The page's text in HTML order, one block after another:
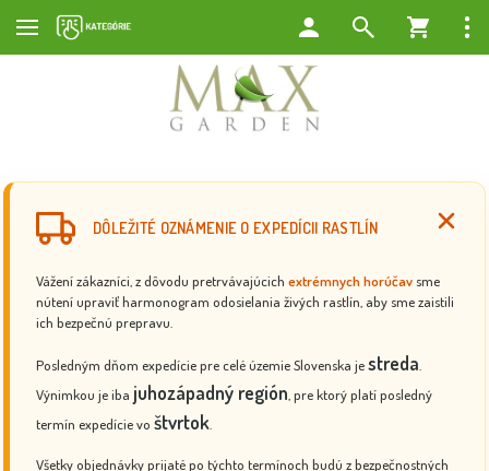
DÔLEŽITÉ OZNÁMENIE O EXPEDÍCII RASTLÍN
Vážení zákazníci, z dôvodu pretrvávajúcich extrémnych horúčav sme
nútení upraviť harmonogram odosielania živých rastlín, aby sme zaistili
ich bezpečnú prepravu.
Posledným dňom expedície pre celé územie Slovenska jestreda
Výnimkou je iba juhozápadný región , pre ktorý platí posledný
termín expedície vo štvrtok
Všetky objednávky prijaté po týchto termínoch budú z bezpečnostných